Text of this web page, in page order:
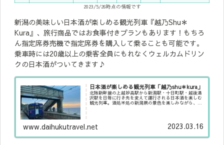
2023/5/26時点の情報です
新潟の美味しい日本酒が楽しめる観光列車『越乃Shu＊
Kura』、旅行商品ではお食事付きプランもあります！もちろ
ん指定席券売機で指定席券を購入して乗ることも可能です。
乗車時には20歳以上の乗客全員にもれなくウェルカムドリン
クの日本酒がついてきます♪
日本酒が楽しめる観光列車「越乃shu＊kura」
北陸新幹線の上越妙高駅から新潟駅・十日町駅・越後湯
沢駅を日毎に行き先を変えて運行される日本酒を楽しむ
観光列車。酒処米処の新潟県の景色を楽しみながら、い
www.daihukutravel.net 2023.03.16